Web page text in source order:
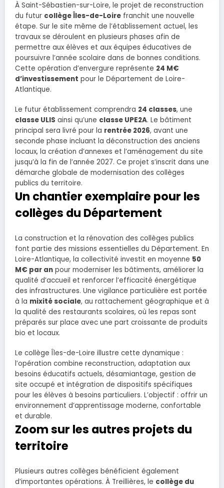
À Saint-Sébastien-sur-Loire, le projet de reconstruction
du futur collège Îles-de-Loire franchit une nouvelle
étape. Sur le site même de l’établissement actuel, les
travaux se déroulent en plusieurs phases afin de
permettre aux élèves et aux équipes éducatives de
poursuivre l’année scolaire dans de bonnes conditions.
Cette opération d’envergure représente 24 M€
d’investissement pour le Département de Loire-
Atlantique.
Le futur établissement comprendra 24 classes, une
classe ULIS ainsi qu’une classe UPE2A. Le bâtiment
principal sera livré pour la rentrée 2026, avant une
seconde phase incluant la déconstruction des anciens
locaux, la création d’annexes et l’aménagement du site
jusqu’à la fin de l’année 2027. Ce projet s’inscrit dans une
démarche globale de modernisation des collèges
publics du territoire.
Un chantier exemplaire pour les
collèges du Département
La construction et la rénovation des collèges publics
font partie des missions essentielles du Département. En
Loire-Atlantique, la collectivité investit en moyenne 50
M€ par an pour moderniser les bâtiments, améliorer la
qualité d’accueil et renforcer l’efficacité énergétique
des infrastructures. Une vigilance particulière est portée
à la mixité sociale, au rattachement géographique et à
la qualité des restaurants scolaires, où les repas sont
préparés sur place avec une part croissante de produits
bio et locaux.
Le collège Îles-de-Loire illustre cette dynamique :
l’opération combine reconstruction, adaptation aux
besoins éducatifs actuels, désamiantage, gestion de
site occupé et intégration de dispositifs spécifiques
pour les élèves à besoins particuliers. L’objectif : offrir un
environnement d’apprentissage moderne, confortable
et durable.
Zoom sur les autres projets du
territoire
Plusieurs autres collèges bénéficient également
d’importantes opérations. À Treillières, le collège du